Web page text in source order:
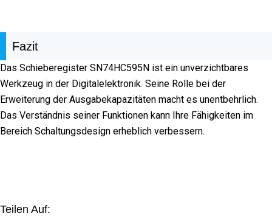
Fazit
Das Schieberegister SN74HC595N ist ein unverzichtbares
Werkzeug in der Digitalelektronik. Seine Rolle bei der
Erweiterung der Ausgabekapazitäten macht es unentbehrlich.
Das Verständnis seiner Funktionen kann Ihre Fähigkeiten im
Bereich Schaltungsdesign erheblich verbessern.
Teilen Auf: